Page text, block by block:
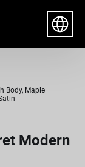
Body, Maple
Modern